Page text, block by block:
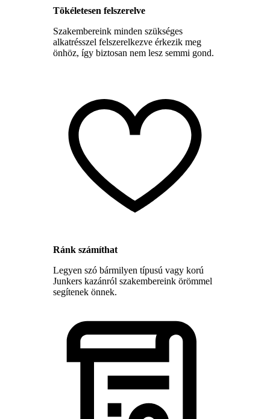
Tökéletesen felszerelve
Szakembereink minden szükséges
alkatrésszel felszerelkezve érkezik meg
önhöz, így biztosan nem lesz semmi gond.
Ránk számíthat
Legyen szó bármilyen típusú vagy korú
Junkers kazánról szakembereink örömmel
segítenek önnek.